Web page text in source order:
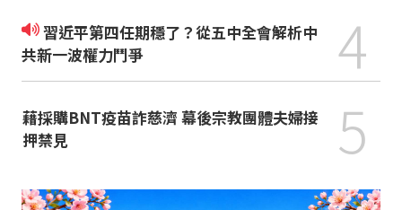
習近平第四任期穩了？從五中全會解析中
共新一波權力鬥爭
4
藉採購BNT疫苗詐慈濟 幕後宗教團體夫婦接
押禁見
5